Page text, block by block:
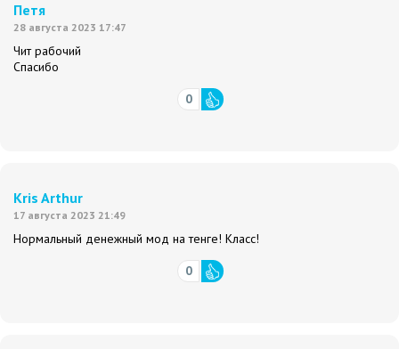
Петя
28 августа 2023 17:47
Чит рабочий
Спасибо
0
Kris Arthur
17 августа 2023 21:49
Нормальный денежный мод на тенге! Класс!
0